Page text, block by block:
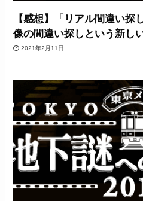
【感想】「リアル間違い
像の間違い探しという新し
2021年2月11日